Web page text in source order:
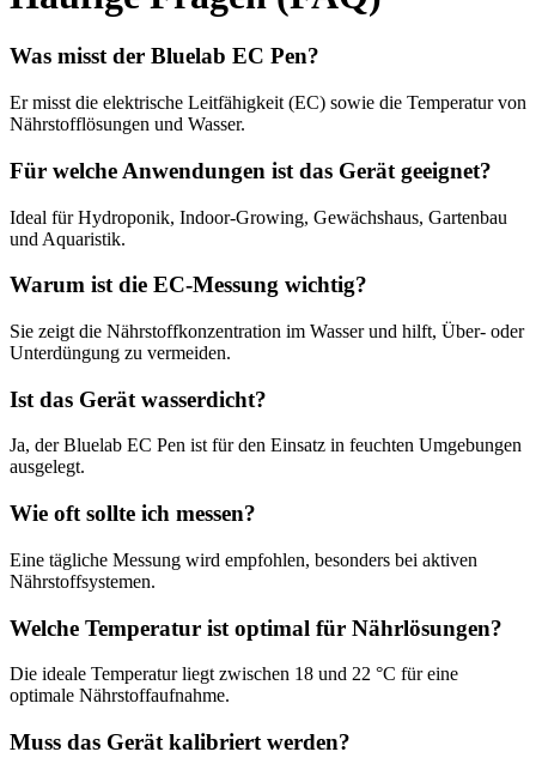
Was misst der Bluelab EC Pen?
Er misst die elektrische Leitfähigkeit (EC) sowie die Temperatur von
Nährstofflösungen und Wasser.
Für welche Anwendungen ist das Gerät geeignet?
Ideal für Hydroponik, Indoor-Growing, Gewächshaus, Gartenbau
und Aquaristik.
Warum ist die EC-Messung wichtig?
Sie zeigt die Nährstoffkonzentration im Wasser und hilft, Über- oder
Unterdüngung zu vermeiden.
Ist das Gerät wasserdicht?
Ja, der Bluelab EC Pen ist für den Einsatz in feuchten Umgebungen
ausgelegt.
Wie oft sollte ich messen?
Eine tägliche Messung wird empfohlen, besonders bei aktiven
Nährstoffsystemen.
Welche Temperatur ist optimal für Nährlösungen?
Die ideale Temperatur liegt zwischen 18 und 22 °C für eine
optimale Nährstoffaufnahme.
Muss das Gerät kalibriert werden?